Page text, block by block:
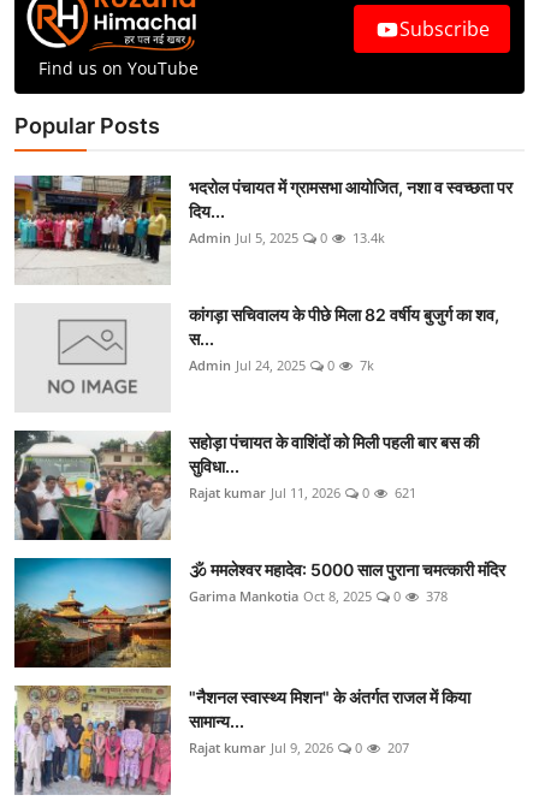
Find us on YouTube
Subscribe
Popular Posts
भदरोल पंचायत में ग्रामसभा आयोजित, नशा व स्वच्छता पर
दिय...
Admin Jul 5, 2025 0 13.4k
कांगड़ा सचिवालय के पीछे मिला 82 वर्षीय बुजुर्ग का शव,
स...
Admin Jul 24, 2025 0 7k
सहोड़ा पंचायत के वाशिंदों को मिली पहली बार बस की
सुविधा...
Rajat kumar Jul 11, 2026 0 621
🕉️ ममलेश्वर महादेव: 5000 साल पुराना चमत्कारी मंदिर
Garima Mankotia Oct 8, 2025 0 378
"नैशनल स्वास्थ्य मिशन" के अंतर्गत राजल में किया
सामान्य...
Rajat kumar Jul 9, 2026 0 207